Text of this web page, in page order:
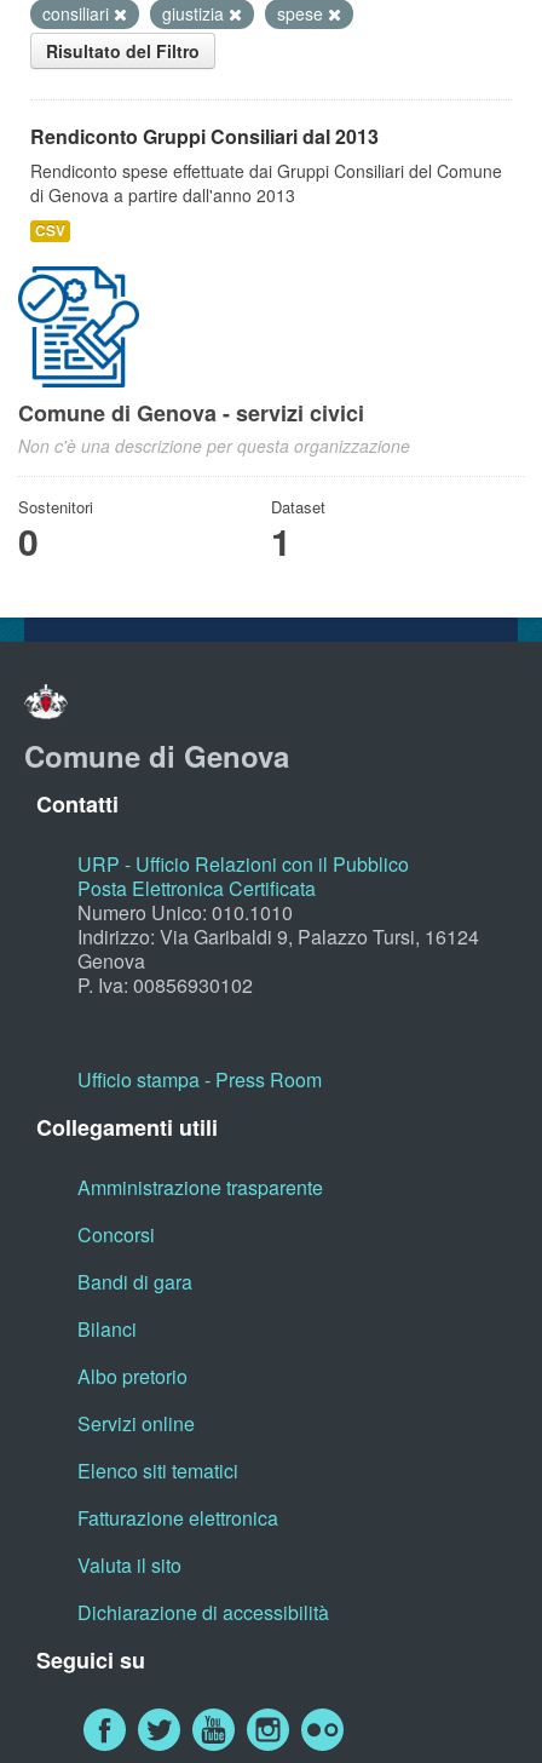
consiliari
giustizia
spese
Risultato del Filtro
Rendiconto Gruppi Consiliari dal 2013
Rendiconto spese effettuate dai Gruppi Consiliari del Comune
di Genova a partire dall'anno 2013
CSV
Comune di Genova - servizi civici
Non c'è una descrizione per questa organizzazione
Sostenitori
0
Dataset
1
Comune di Genova
Contatti
URP - Ufficio Relazioni con il Pubblico
Posta Elettronica Certificata
Numero Unico: 010.1010
Indirizzo: Via Garibaldi 9, Palazzo Tursi, 16124
Genova
P. Iva: 00856930102
Ufficio stampa - Press Room
Collegamenti utili
Amministrazione trasparente
Concorsi
Bandi di gara
Bilanci
Albo pretorio
Servizi online
Elenco siti tematici
Fatturazione elettronica
Valuta il sito
Dichiarazione di accessibilità
Seguici su